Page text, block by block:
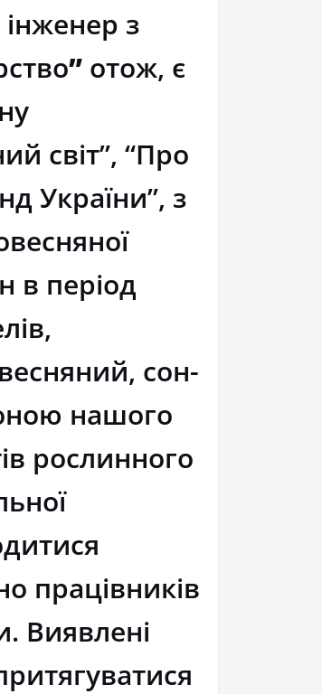
з
” отож, є
світ”, “Про
України”, з
в період
сон-
нашого
рослинного
працівників
Виявлені